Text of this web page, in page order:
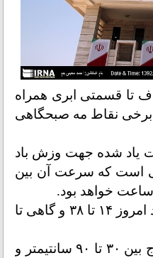
صاف تا قسمتی ابری همراه
برخی نقاط مه صبحگاهی
یاد شده جهت وزش باد
است که سرعت آن بین
وی افزود: در مناطق جنوبی بر روی دریا سرعت باد امروز ۱۴ تا ۳۸ و گاهی تا
مساعدی اظهار کرد: در ۲۴ ساعت آینده ارتفاع موج بین ۳۰ تا ۹۰ سانتیمتر و